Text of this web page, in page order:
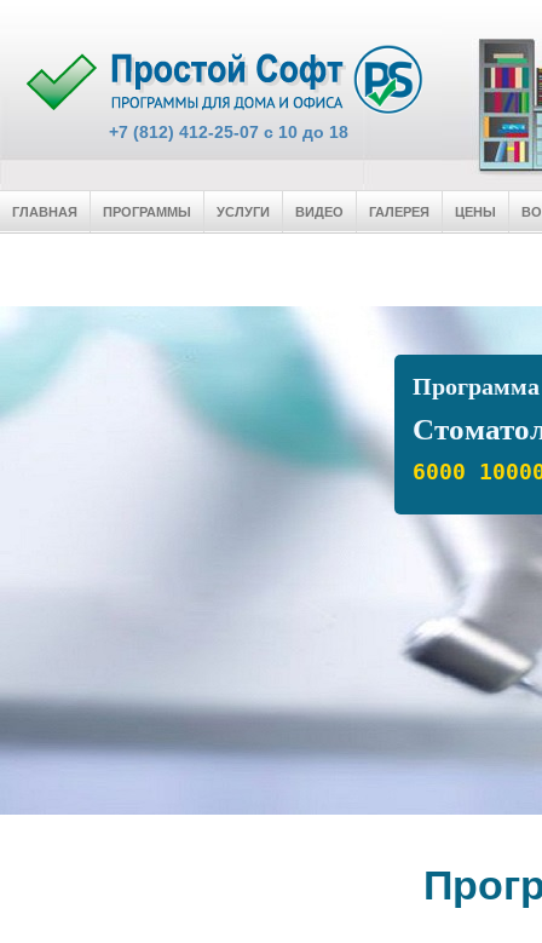
+7 (812) 412-25-07 c 10 до 18
ГЛАВНАЯ ПРОГРАММЫ УСЛУГИ ВИДЕО ГАЛЕРЕЯ ЦЕНЫ
Программа
6000